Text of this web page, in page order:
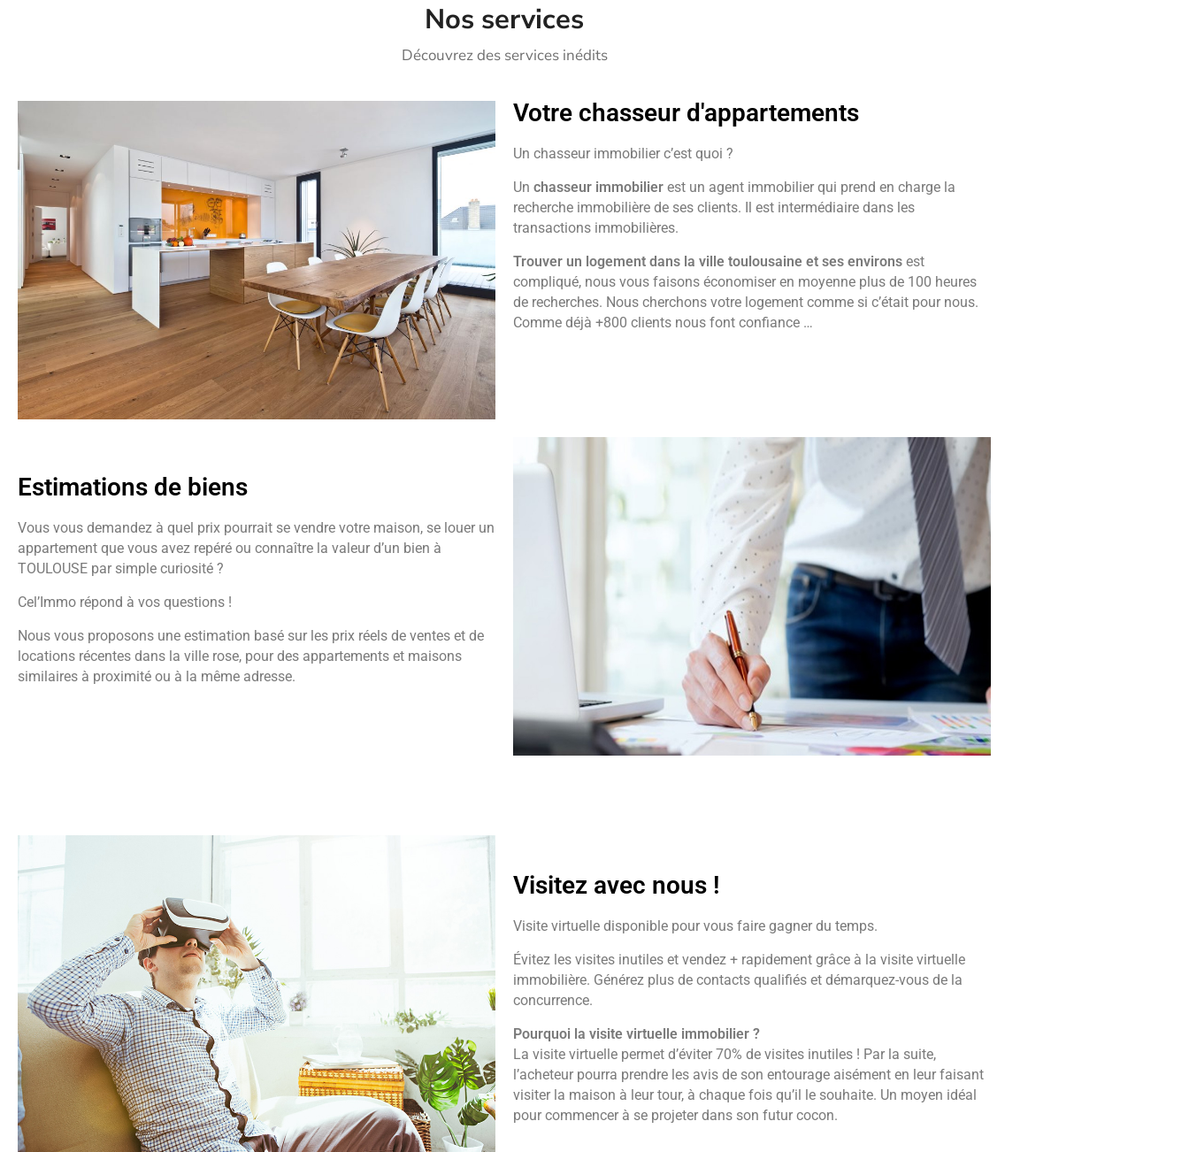
Nos services
Découvrez des services inédits
Votre chasseur d'appartements
Un chasseur immobilier c’est quoi ?
Un chasseur immobilier est un agent immobilier qui prend en charge la
recherche immobilière de ses clients. Il est intermédiaire dans les
transactions immobilières.
Trouver un logement dans la ville toulousaine et ses environs est
compliqué, nous vous faisons économiser en moyenne plus de 100 heures
de recherches. Nous cherchons votre logement comme si c’était pour nous.
Comme déjà +800 clients nous font confiance …
Estimations de biens
Vous vous demandez à quel prix pourrait se vendre votre maison, se louer un
appartement que vous avez repéré ou connaître la valeur d’un bien à
TOULOUSE par simple curiosité ?
Cel’Immo répond à vos questions !
Nous vous proposons une estimation basé sur les prix réels de ventes et de
locations récentes dans la ville rose, pour des appartements et maisons
similaires à proximité ou à la même adresse.
Visitez avec nous !
Visite virtuelle disponible pour vous faire gagner du temps.
Évitez les visites inutiles et vendez + rapidement grâce à la visite virtuelle
immobilière. Générez plus de contacts qualifiés et démarquez-vous de la
concurrence.
Pourquoi la visite virtuelle immobilier ?
La visite virtuelle permet d’éviter 70% de visites inutiles ! Par la suite,
l’acheteur pourra prendre les avis de son entourage aisément en leur faisant
visiter la maison à leur tour, à chaque fois qu’il le souhaite. Un moyen idéal
pour commencer à se projeter dans son futur cocon.